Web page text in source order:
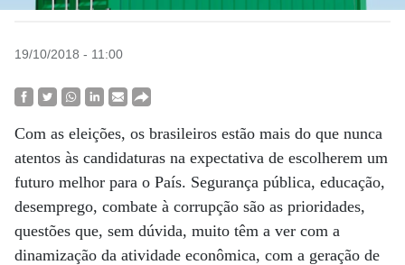
19/10/2018 - 11:00
Com as eleições, os brasileiros estão mais do que nunca
atentos às candidaturas na expectativa de escolherem um
futuro melhor para o País. Segurança pública, educação,
desemprego, combate à corrupção são as prioridades,
questões que, sem dúvida, muito têm a ver com a
dinamização da atividade econômica, com a geração de